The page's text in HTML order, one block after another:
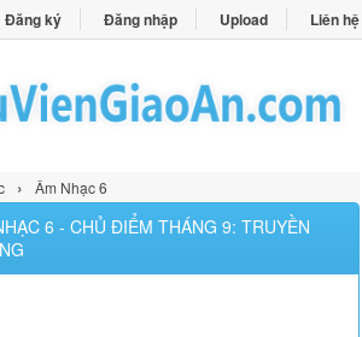
Đăng ký Đăng nhập Upload Liên hệ
› Âm Nhạc 6
6 - CHỦ ĐIỂM THÁNG 9: TRUYỀN